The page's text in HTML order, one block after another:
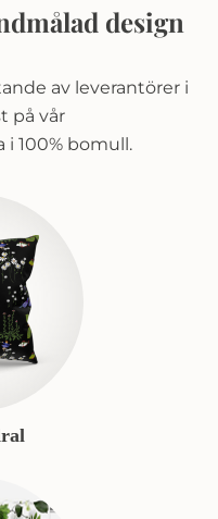
design
av leverantörer i
på vår
i 100% bomull.